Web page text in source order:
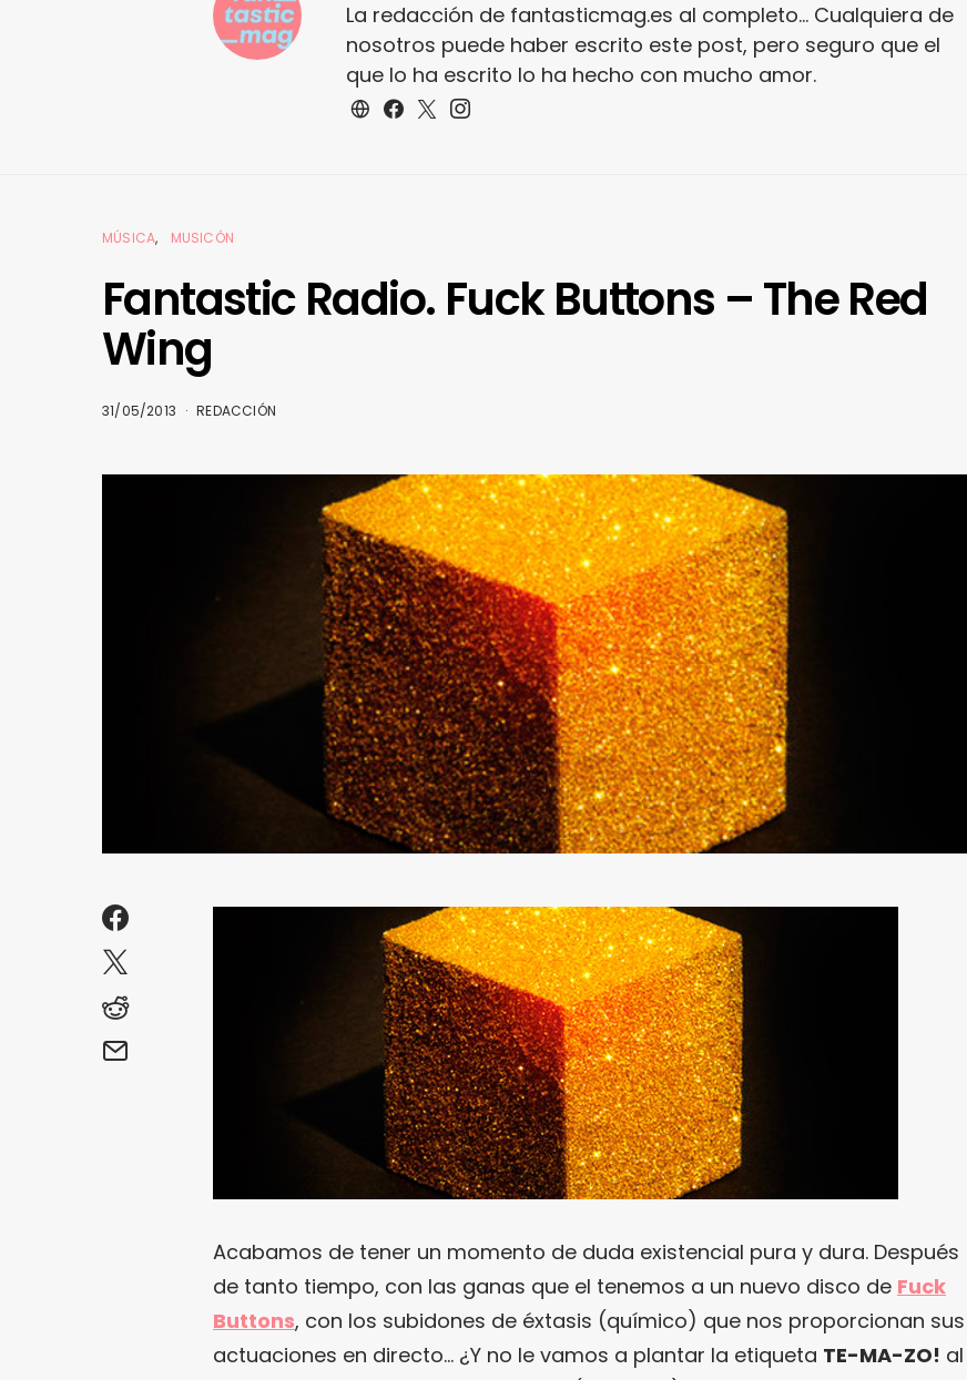
La redacción de fantasticmag.es al completo... Cualquiera de
nosotros puede haber escrito este post, pero seguro que el
que lo ha escrito lo ha hecho con mucho amor.
MÚSICA MUSICÓN
Fantastic Radio. Fuck Buttons – The Red
Wing
31/05/2013 REDACCIÓN
Acabamos de tener un momento de duda existencial pura y dura. Después
de tanto tiempo, con las ganas que el tenemos a un nuevo disco de Fuck
Buttons, con los subidones de éxtasis (químico) que nos proporcionan sus
actuaciones en directo… ¿Y no le vamos a plantar la etiqueta TE-MA-ZO! al